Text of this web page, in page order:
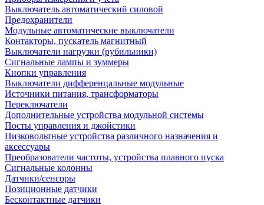
Выключатель автоматический силовой
Предохранители
Модульные автоматические выключатели
Контакторы, пускатель магнитный
Выключатели нагрузки (рубильники)
Сигнальные лампы и зуммеры
Кнопки управления
Выключатели дифференцальные модульные
Источники питания, трансформаторы
Переключатели
Дополнительные устройства модульной системы
Посты управления и джойстики
Низковольтные устройства различного назначения и
аксессуары
Преобразователи частоты, устройства плавного пуска
Сигнальные колонны
Датчики/сенсоры
Позиционные датчики
Бесконтактные датчики